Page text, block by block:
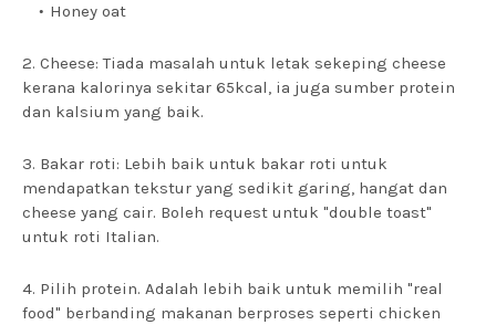
Honey oat
2. Cheese: Tiada masalah untuk letak sekeping cheese
kerana kalorinya sekitar 65kcal, ia juga sumber protein
dan kalsium yang baik.
3. Bakar roti: Lebih baik untuk bakar roti untuk
mendapatkan tekstur yang sedikit garing, hangat dan
cheese yang cair. Boleh request untuk "double toast"
untuk roti Italian.
4. Pilih protein. Adalah lebih baik untuk memilih "real
food" berbanding makanan berproses seperti chicken